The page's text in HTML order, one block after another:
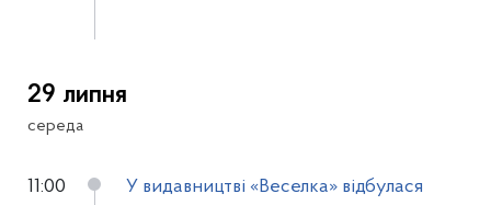
29 липня
середа
11:00
У видавництві «Веселка» відбулася